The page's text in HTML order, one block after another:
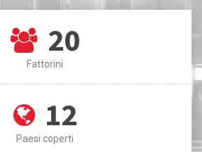
20
Fattorini
12
Paesi coperti